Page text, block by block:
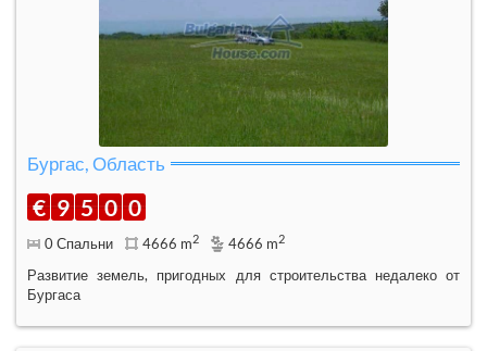
Бургас, Область
€ 9 5 0 0
0 Спальни 4666 m2 4666 m2
Развитие земель, пригодных для строительства недалеко от
Бургаса